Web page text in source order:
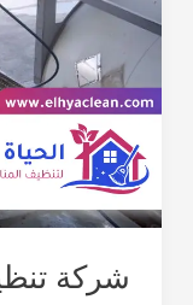
شركة